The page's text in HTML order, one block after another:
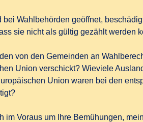
Wahlbehörden geöffnet,
sie nicht als gültig gezählt werden
von den Gemeinden an
Union verschickt? Wieviele
Union waren bei den
im Voraus um Ihre Bemühungen,